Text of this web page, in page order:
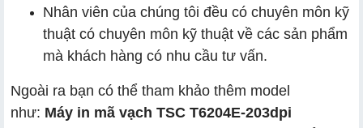
Nhân viên của chúng tôi đều có chuyên môn kỹ
thuật có chuyên môn kỹ thuật về các sản phẩm
mà khách hàng có nhu cầu tư vấn.
Ngoài ra bạn có thể tham khảo thêm model
như: Máy in mã vạch TSC T6204E-203dpi